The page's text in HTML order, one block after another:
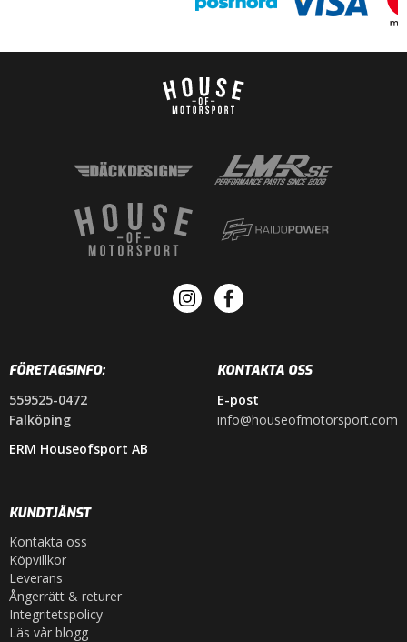
FÖRETAGSINFO:
559525-0472
Falköping
ERM Houseofsport AB
KONTAKTA OSS
E-post
info@houseofmotorsport.com
KUNDTJÄNST
Kontakta oss
Köpvillkor
Leverans
Ångerrätt & returer
Integritetspolicy
Läs vår blogg